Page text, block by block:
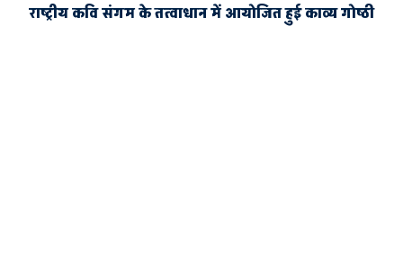
राष्ट्रीय कवि संगम के तत्वाधान में आयोजित हुई काव्य गोष्ठी